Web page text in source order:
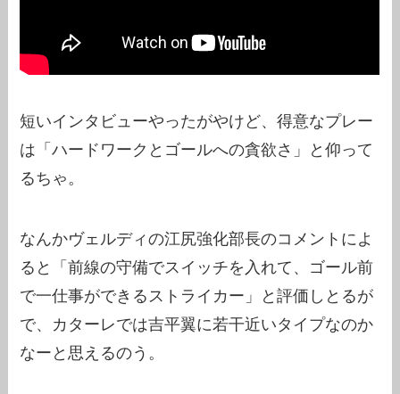
短いインタビューやったがやけど、得意なプレー
は「ハードワークとゴールへの貪欲さ」と仰って
るちゃ。
なんかヴェルディの江尻強化部長のコメントによ
ると「前線の守備でスイッチを入れて、ゴール前
で一仕事ができるストライカー」と評価しとるが
で、カターレでは吉平翼に若干近いタイプなのか
なーと思えるのう。